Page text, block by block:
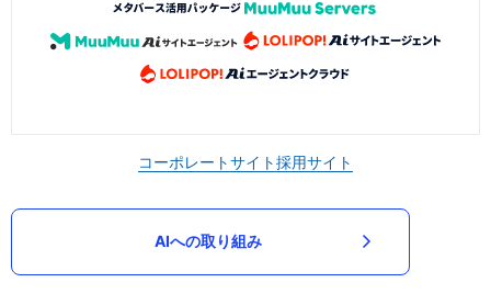
コーポレートサイト採用サイト
AIへの取り組み